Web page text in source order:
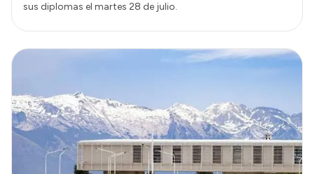
sus diplomas el martes 28 de julio.